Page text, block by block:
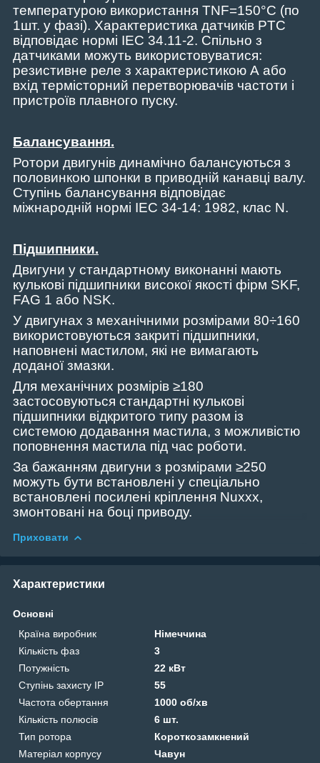
температурою використання TNF=150°C (по
1шт. у фазі). Характеристика датчиків PTC
відповідає нормі IEC 34.11-2. Спільно з
датчиками можуть використовуватися:
резистивне реле з характеристикою А або
вхід термісторний перетворювачів частоти і
пристроїв плавного пуску.
Балансування.
Ротори двигунів динамічно балансуються з
половинкою шпонки в приводній канавці валу.
Ступінь балансування відповідає
міжнародній нормі IEC 34-14: 1982, клас N.
Підшипники.
Двигуни у стандартному виконанні мають
кулькові підшипники високої якості фірм SKF,
FAG 1 або NSK.
У двигунах з механічними розмірами 80÷160
використовуються закриті підшипники,
наповнені мастилом, які не вимагають
доданої змазки.
Для механічних розмірів ≥180
застосовуються стандартні кулькові
підшипники відкритого типу разом із
системою додавання мастила, з можливістю
поповнення мастила під час роботи.
За бажанням двигуни з розмірами ≥250
можуть бути встановлені у спеціально
встановлені посилені кріплення Nuxxx,
змонтовані на боці приводу.
Приховати
Характеристики
Основні
Країна виробник
Німеччина
Кількість фаз
3
Потужність
22 кВт
Ступінь захисту IP
55
Частота обертання
1000 об/хв
Кількість полюсів
6 шт.
Тип ротора
Короткозамкнений
Матеріал корпусу
Чавун